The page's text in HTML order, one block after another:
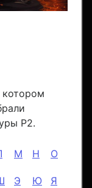
Р2.
М Н О
Э Ю Я